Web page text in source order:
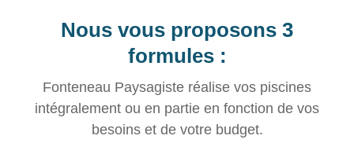
Nous vous proposons 3
formules :
Fonteneau Paysagiste réalise vos piscines
intégralement ou en partie en fonction de vos
besoins et de votre budget.